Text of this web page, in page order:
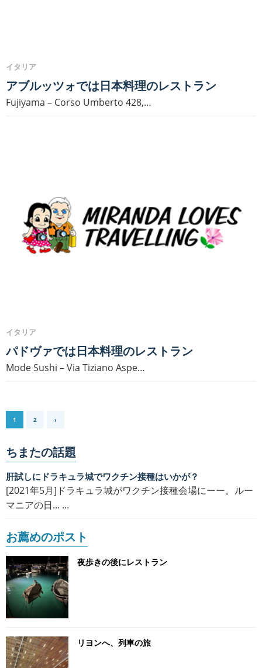
イタリア
アブルッツォでは日本料理のレストラン
Fujiyama – Corso Umberto 428,…
イタリア
パドヴァでは日本料理のレストラン
Mode Sushi – Via Tiziano Aspe…
1 2 ›
ちまたの話題
肝試しにドラキュラ城でワクチン接種はいかが？
[2021年5月]ドラキュラ城がワクチン接種会場にーー。ルー
マニアの日... ...
お薦めのポスト
夜歩きの後にレストラン
リヨンへ、列車の旅